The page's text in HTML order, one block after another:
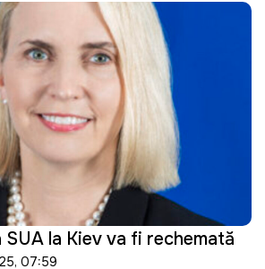
la Kiev va fi rechemată
07:59